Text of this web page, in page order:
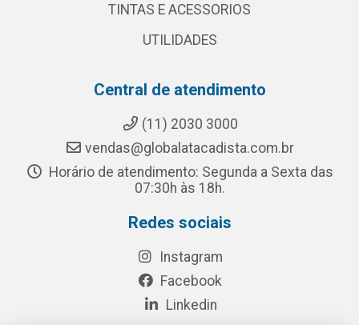
TINTAS E ACESSORIOS
UTILIDADES
Central de atendimento
(11) 2030 3000
vendas@globalatacadista.com.br
Horário de atendimento: Segunda a Sexta das
07:30h às 18h.
Redes sociais
Instagram
Facebook
Linkedin